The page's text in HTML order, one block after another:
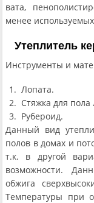
вата,
менее
Утеплитель
Инструменты и
Лопата.
Стяжка для
Рубероид.
Данный вид
полов в домах и
т.к. в другой
возможности.
обжига
Температуры при